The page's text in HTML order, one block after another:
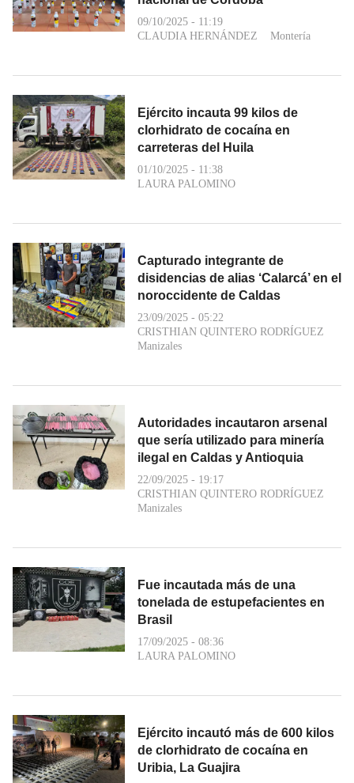
09/10/2025 - 11:19
CLAUDIA HERNÁNDEZ
Montería
Ejército incauta 99 kilos de
clorhidrato de cocaína en
carreteras del Huila
01/10/2025 - 11:38
LAURA PALOMINO
Capturado integrante de
disidencias de alias ‘Calarcá’ en el
noroccidente de Caldas
23/09/2025 - 05:22
CRISTHIAN QUINTERO RODRÍGUEZ
Manizales
Autoridades incautaron arsenal
que sería utilizado para minería
ilegal en Caldas y Antioquia
22/09/2025 - 19:17
CRISTHIAN QUINTERO RODRÍGUEZ
Manizales
Fue incautada más de una
tonelada de estupefacientes en
Brasil
17/09/2025 - 08:36
LAURA PALOMINO
Ejército incautó más de 600 kilos
de clorhidrato de cocaína en
Uribia, La Guajira